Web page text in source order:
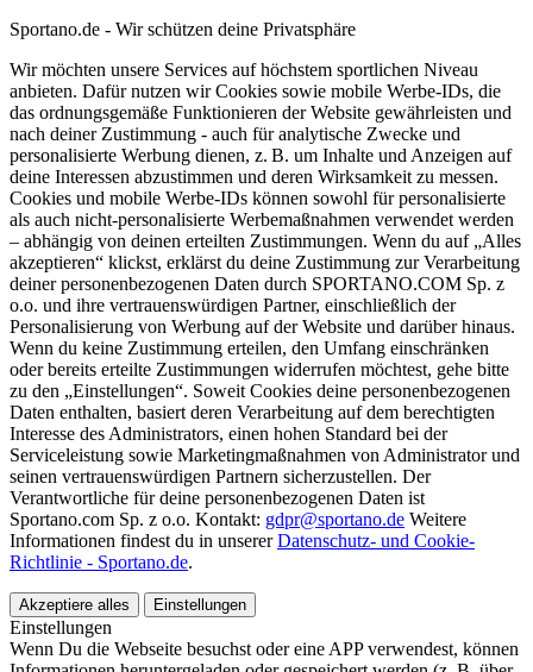
Sportano.de - Wir schützen deine Privatsphäre
Wir möchten unsere Services auf höchstem sportlichen Niveau
anbieten. Dafür nutzen wir Cookies sowie mobile Werbe-IDs, die
das ordnungsgemäße Funktionieren der Website gewährleisten und
nach deiner Zustimmung - auch für analytische Zwecke und
personalisierte Werbung dienen, z. B. um Inhalte und Anzeigen auf
deine Interessen abzustimmen und deren Wirksamkeit zu messen.
Cookies und mobile Werbe-IDs können sowohl für personalisierte
als auch nicht-personalisierte Werbemaßnahmen verwendet werden
– abhängig von deinen erteilten Zustimmungen. Wenn du auf „Alles
akzeptieren“ klickst, erklärst du deine Zustimmung zur Verarbeitung
deiner personenbezogenen Daten durch SPORTANO.COM Sp. z
o.o. und ihre vertrauenswürdigen Partner, einschließlich der
Personalisierung von Werbung auf der Website und darüber hinaus.
Wenn du keine Zustimmung erteilen, den Umfang einschränken
oder bereits erteilte Zustimmungen widerrufen möchtest, gehe bitte
zu den „Einstellungen“. Soweit Cookies deine personenbezogenen
Daten enthalten, basiert deren Verarbeitung auf dem berechtigten
Interesse des Administrators, einen hohen Standard bei der
Serviceleistung sowie Marketingmaßnahmen von Administrator und
seinen vertrauenswürdigen Partnern sicherzustellen. Der
Verantwortliche für deine personenbezogenen Daten ist
Sportano.com Sp. z o.o. Kontakt: gdpr@sportano.de Weitere
Informationen findest du in unsererDatenschutz- und Cookie-
Richtlinie - Sportano.de.
Akzeptiere alles Einstellungen
Einstellungen
Wenn Du die Webseite besuchst oder eine APP verwendest, können